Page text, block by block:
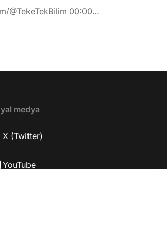
00:00
dizi teklifi
Oynadığı role nasıl
ayakkabı eleştirisinden
nereli, nasıl bir
oyunculuk
Aziz Yıldırım
seçtiği doğru
medya
X (Twitter)
YouTube